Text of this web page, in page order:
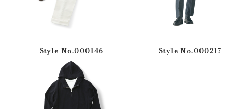
Style No.000146 Style No.000217